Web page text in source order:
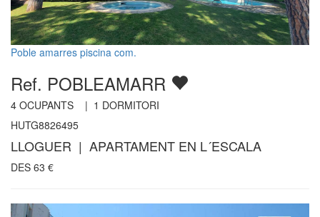
Poble amarres piscina com.
Ref. POBLEAMARR
4 OCUPANTS | 1 DORMITORI
HUTG8826495
LLOGUER | APARTAMENT EN L´ESCALA
DES 63 €